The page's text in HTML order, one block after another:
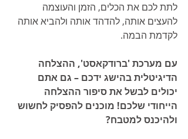
לתת לכם את הכלים, הזמן והעוצמה
להעצים אותה, להדהד אותה ולהביא אותה
לקדמת הבמה.
עם מערכת 'ברודקאסט', ההצלחה
הדיגיטלית בהישג ידכם – גם אתם
יכולים לבשל את סיפור ההצלחה
הייחודי שלכם! מוכנים להפסיק לחשוש
ולהיכנס למטבח?